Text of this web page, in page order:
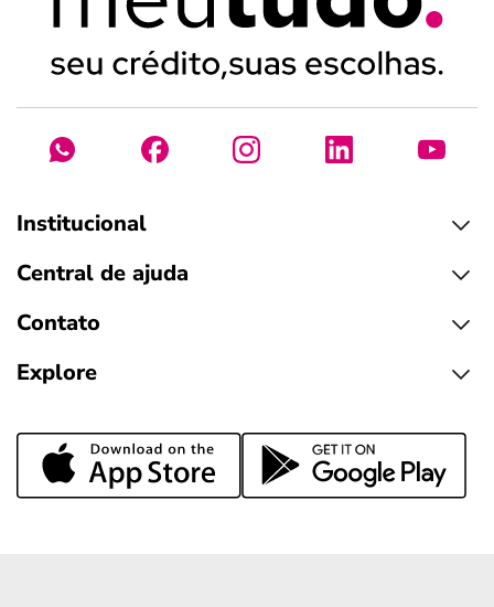
Institucional
Central de ajuda
Contato
Explore